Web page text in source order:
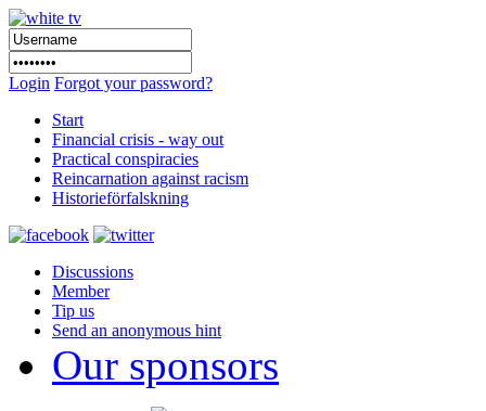
Login Forgot your password?
Start
Financial crisis - way out
Practical conspiracies
Reincarnation against racism
Historieförfalskning
Discussions
Member
Tip us
Send an anonymous hint
Our sponsors